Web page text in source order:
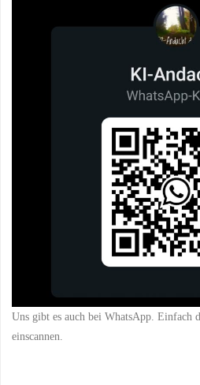
Uns gibt es auch bei WhatsApp. Einfach
einscannen.